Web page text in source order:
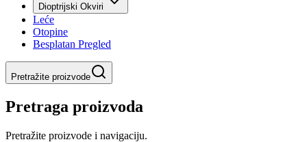
Dioptrijski Okviri
Leće
Otopine
Besplatan Pregled
Pretražite proizvode
Pretraga proizvoda
Pretražite proizvode i navigaciju.